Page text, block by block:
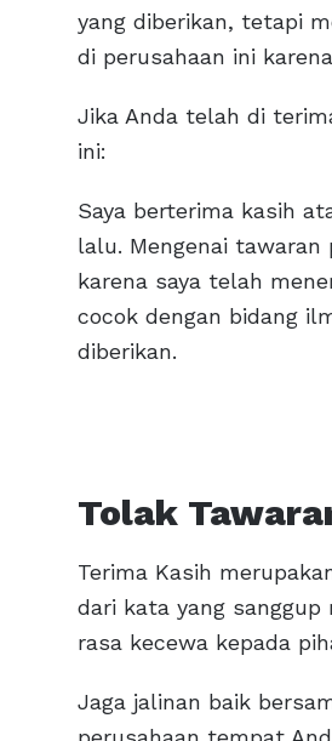
yang diberikan, tetapi
di perusahaan ini
Jika Anda telah di
ini:
Saya berterima kasih
lalu. Mengenai tawaran
karena saya telah
cocok dengan bidang
diberikan.
Tolak
Terima Kasih
dari kata yang
rasa kecewa kepada
Jaga jalinan baik